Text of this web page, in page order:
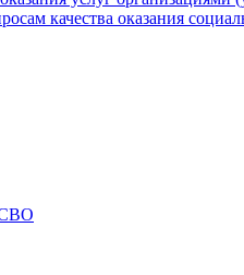
качества оказания
СВО